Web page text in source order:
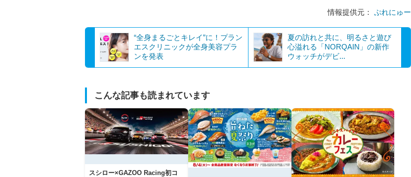
情報提供元： ぷれにゅー
“全身まるごとキレイ”に！プラン
エスクリニックが全身美容プラ
ンを発表
夏の訪れと共に、明るさと遊び
心溢れる「NORQAIN」の新作
ウォッチがデビ...
こんな記事も読まれています
スシロー×GAZOO Racing初コ